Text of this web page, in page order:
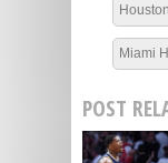
Miami
POST